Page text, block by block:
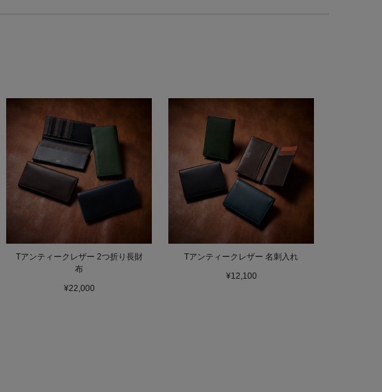
Tアンティークレザー 2つ折り長財
布
¥22,000
Tアンティークレザー 名刺入れ
¥12,100